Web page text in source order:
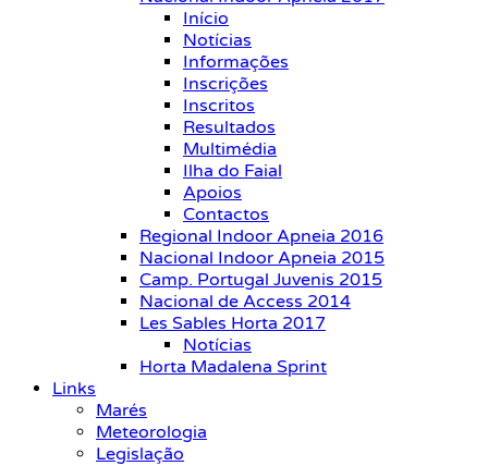
Início
Notícias
Informações
Inscrições
Inscritos
Resultados
Multimédia
Ilha do Faial
Apoios
Contactos
Regional Indoor Apneia 2016
Nacional Indoor Apneia 2015
Camp. Portugal Juvenis 2015
Nacional de Access 2014
Les Sables Horta 2017
Notícias
Horta Madalena Sprint
Links
Marés
Meteorologia
Legislação